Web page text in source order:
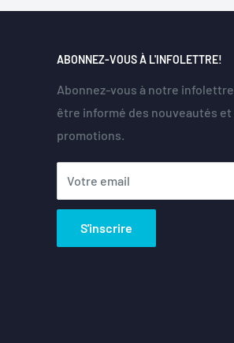
ABONNEZ-VOUS À L'INFOLETTRE!
Abonnez-vous à notre
être informé des nouveautés et
promotions.
Votre email
S'inscrire